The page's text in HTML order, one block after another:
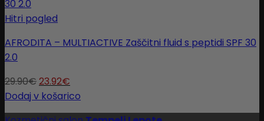
Hitri pogled
AFRODITA – MULTIACTIVE Zaščitni fluid s peptidi SPF 30
2.0
29.90€23.92€
Dodaj v košarico